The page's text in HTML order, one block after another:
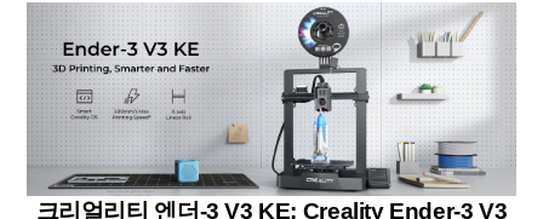
크리얼리티 엔더-3 V3 KE; Creality Ender-3 V3